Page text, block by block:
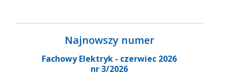
Najnowszy numer
Fachowy Elektryk - czerwiec 2026
nr 3/2026